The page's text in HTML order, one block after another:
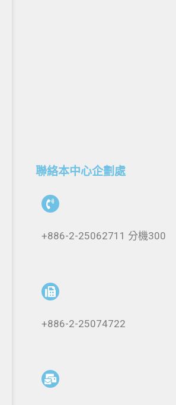
聯絡本中心企劃處
+886-2-25062711 分機300
+886-2-25074722